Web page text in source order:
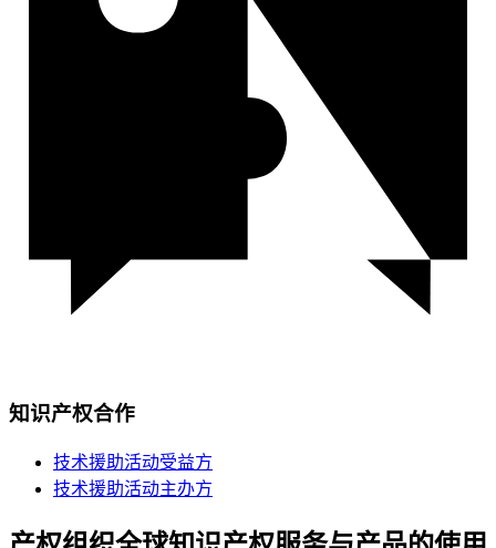
知识产权合作
技术援助活动受益方
技术援助活动主办方